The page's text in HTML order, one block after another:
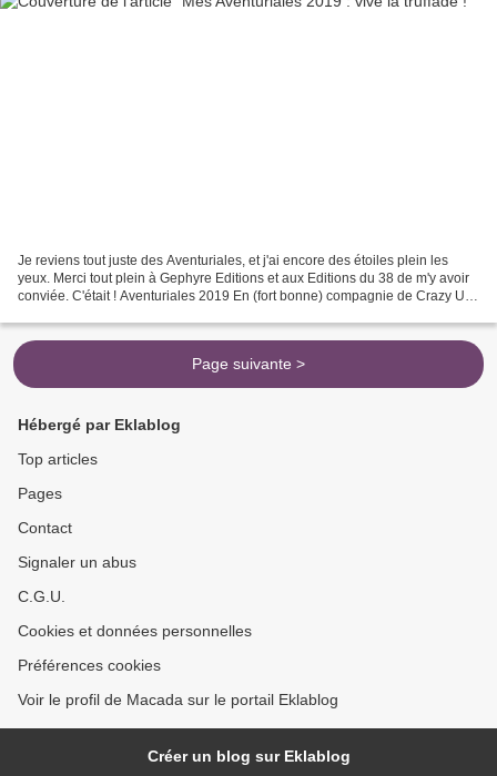
Je reviens tout juste des Aventuriales, et j'ai encore des étoiles plein les
yeux. Merci tout plein à Gephyre Editions et aux Editions du 38 de m'y avoir
conviée. C'était ! Aventuriales 2019 En (fort bonne) compagnie de Crazy Un
Page suivante >
Hébergé par Eklablog
Top articles
Pages
Contact
Signaler un abus
C.G.U.
Cookies et données personnelles
Préférences cookies
Voir le profil de Macada sur le portail Eklablog
Créer un blog sur Eklablog